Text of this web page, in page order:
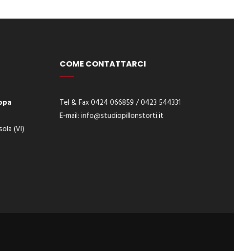
(VI)
COME CONTATTARCI
Tel & Fax 0424 066859 / 0423 544331
E-mail: info@studiopillonstorti.it